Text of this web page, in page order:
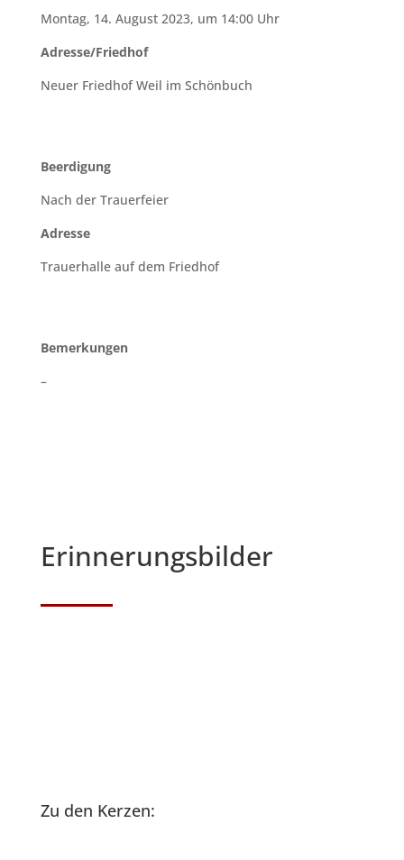
Montag, 14. August 2023, um 14:00 Uhr
Adresse/Friedhof
Neuer Friedhof Weil im Schönbuch
Beerdigung
Nach der Trauerfeier
Adresse
Trauerhalle auf dem Friedhof
Bemerkungen
–
Erinnerungsbilder
Zu den Kerzen: